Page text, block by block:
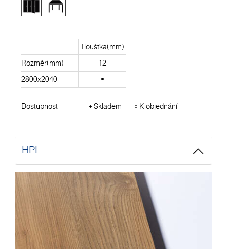
Tloušťka(mm)
Rozměr(mm)
12
2800x2040
Dostupnost Skladem K objednání
HPL